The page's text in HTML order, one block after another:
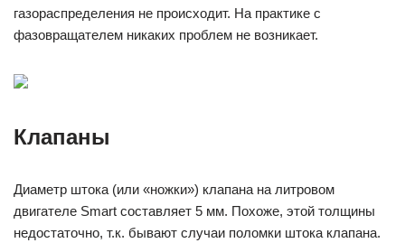
газораспределения не происходит. На практике с
фазовращателем никаких проблем не возникает.
Клапаны
Диаметр штока (или «ножки») клапана на литровом
двигателе Smart составляет 5 мм. Похоже, этой толщины
недостаточно, т.к. бывают случаи поломки штока клапана.